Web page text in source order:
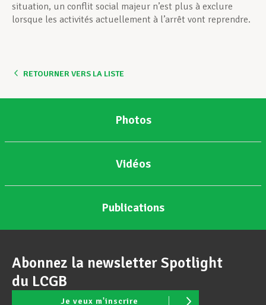
situation, un conflit social majeur n’est plus à exclure
lorsque les activités actuellement à l’arrêt vont reprendre.
RETOURNER VERS LA LISTE
Photos
Vidéos
Publications
Abonnez la newsletter Spotlight
du LCGB
Je veux m'inscrire